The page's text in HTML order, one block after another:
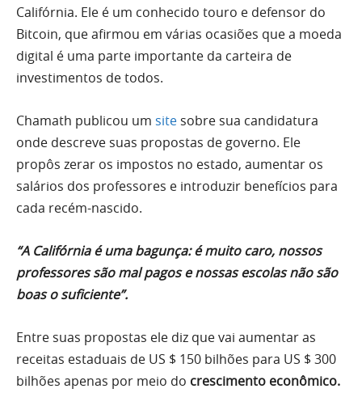
Califórnia. Ele é um conhecido touro e defensor do
Bitcoin, que afirmou em várias ocasiões que a moeda
digital é uma parte importante da carteira de
investimentos de todos.
Chamath publicou um site sobre sua candidatura
onde descreve suas propostas de governo. Ele
propôs zerar os impostos no estado, aumentar os
salários dos professores e introduzir benefícios para
cada recém-nascido.
“A Califórnia é uma bagunça: é muito caro, nossos
professores são mal pagos e nossas escolas não são
boas o suficiente”.
Entre suas propostas ele diz que vai aumentar as
receitas estaduais de US $ 150 bilhões para US $ 300
bilhões apenas por meio do crescimento econômico.